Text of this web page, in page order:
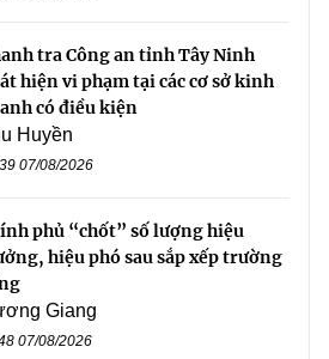
tra Công an tỉnh Tây Ninh
hiện vi phạm tại các cơ sở kinh
có điều kiện
Huyền
07/08/2026
phủ “chốt” số lượng hiệu
hiệu phó sau sắp xếp trường
Giang
07/08/2026